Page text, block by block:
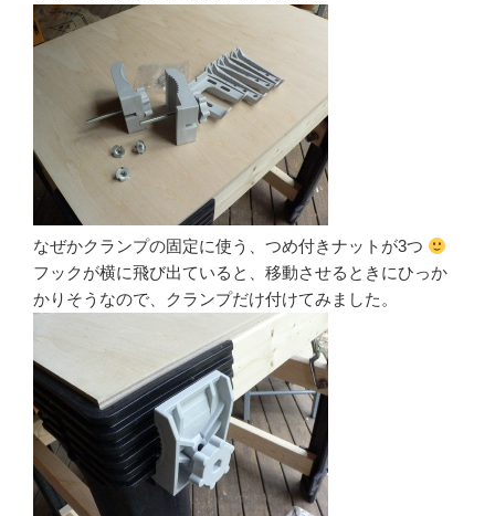
なぜかクランプの固定に使う、つめ付きナットが3つ
フックが横に飛び出ていると、移動させるときにひっか
かりそうなので、クランプだけ付けてみました。